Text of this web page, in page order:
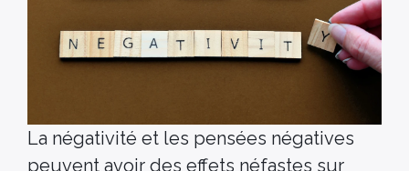
La négativité et les pensées négatives
peuvent avoir des effets néfastes sur